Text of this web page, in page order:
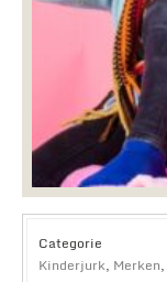
Categorie
Kinderjurk, Merken,